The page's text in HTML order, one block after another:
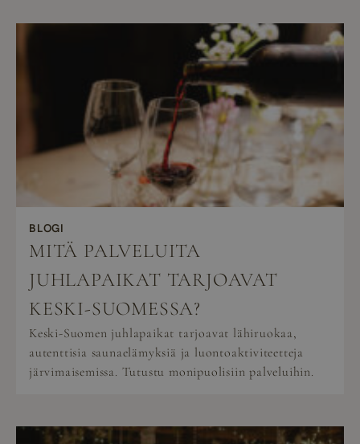
BLOGI
MITÄ PALVELUITA
JUHLAPAIKAT TARJOAVAT
KESKI-SUOMESSA?
Keski-Suomen juhlapaikat tarjoavat lähiruokaa,
autenttisia saunaelämyksiä ja luontoaktiviteetteja
järvimaisemissa. Tutustu monipuolisiin palveluihin.